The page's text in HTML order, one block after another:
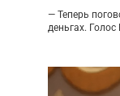
— Теперь
деньгах.